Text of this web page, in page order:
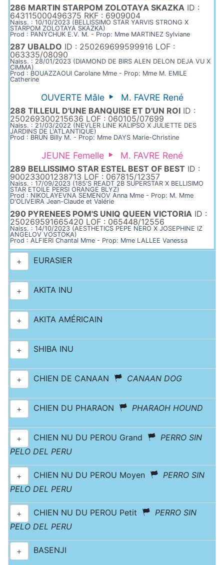
286 MARTIN STARPOM ZOLOTAYA SKAZKA ID :
643115000496375 RKF : 6909004
Naiss. : 10/10/2023 (BELLISSIMO STAR YARVIS STRONG X
STARPOM ZOLOTAYA SKAZKA)
Prod : PANYCHUK E.V. M. - Prop: Mme MARTINEZ Sylviane
287 UBALDO ID : 250269699599916 LOF :
063335/08090
Naiss. : 28/01/2023 (DIAMOND DE BIRS ALEN DELON DEJA VU X
CIMMA)
Prod : BOUAZZAOUI Carolane Mme - Prop: Mme M. EMILE
Catherine
OUVERTE Mâle M. FAVRE René
288 TILLEUL D'UNE BANQUISE ET D'UN ROI ID :
250269300215636 LOF : 060105/07699
Naiss. : 21/03/2022 (NEVLER LINE KALIPSO X JULIETTE DES
JARDINS DE L'ATLANTIQUE)
Prod : BRUN Billy M. - Prop: Mme DAYS Marie-Christine
JEUNE Femelle M. FAVRE René
289 BELLISSIMO STAR ESTEL BEST OF BEST ID :
900233001238713 LOF : 067815/12357
Naiss. : 17/09/2023 (185'S READT 2B SUPERSTAR X BELLISIMO
STAR ETOILE PERSI ORANGE BLYZ)
Prod : NIKOLAYEVNA SEMENOV Anna Mme - Prop: M. Mme
D'OLIVEIRA Jean-Claude et Valérie
290 PYRENEES POM'S UNIQ QUEEN VICTORIA ID :
250269591665420 LOF : 065448/12556
Naiss. : 14/10/2023 (AESTHETICS PEPE NERO X JOSEPHINE IZ
ANGELOV VOSTOKA)
Prod : ALFIERI Chantal Mme - Prop: Mme LALLEE Vanessa
+ EURASIER
+ AKITA INU
+ AKITA AMÉRICAIN
+ SHIBA INU
+ CHIEN DE CANAAN CANAAN DOG
+ CHIEN DU PHARAON PHARAOH HOUND
+ CHIEN NU DU PEROU Grand
PERRO SIN
PELO DEL PERU
+ CHIEN NU DU PEROU Moyen
PERRO SIN
PELO DEL PERU
+ CHIEN NU DU PEROU Petit
PERRO SIN
PELO DEL PERU
+ BASENJI